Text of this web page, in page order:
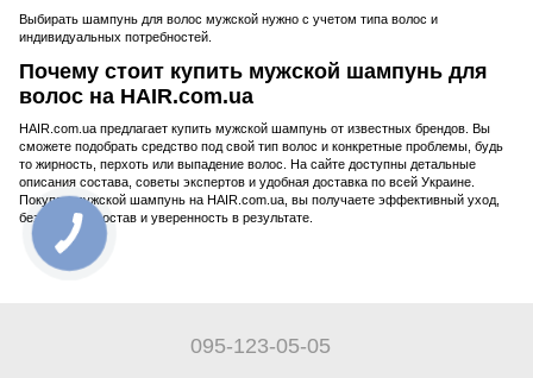
Выбирать шампунь для волос мужской нужно с учетом типа волос и
индивидуальных потребностей.
Почему стоит купить мужской шампунь для
волос на HAIR.com.ua
HAIR.com.ua предлагает купить мужской шампунь от известных брендов. Вы
сможете подобрать средство под свой тип волос и конкретные проблемы, будь
то жирность, перхоть или выпадение волос. На сайте доступны детальные
описания состава, советы экспертов и удобная доставка по всей Украине.
Покупая мужской шампунь на HAIR.com.ua, вы получаете эффективный уход,
безопасный состав и уверенность в результате.
095-123-05-05